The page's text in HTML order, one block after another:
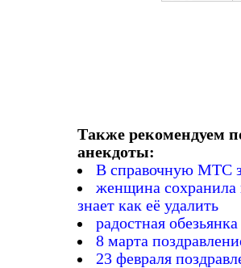
Также рекомендуем
анекдоты:
В справочную МТС
женщина сохранила
знает как её удалить
радостная обезьянка
8 марта
23 февраля